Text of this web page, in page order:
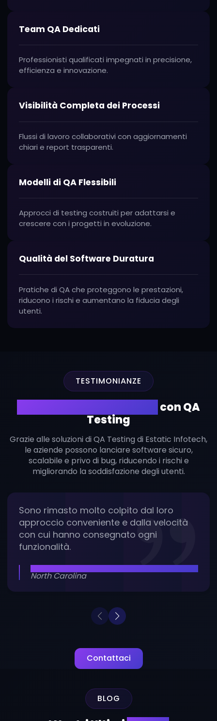
Team QA Dedicati
Professionisti qualificati impegnati in precisione,
efficienza e innovazione.
Visibilità Completa dei Processi
Flussi di lavoro collaborativi con aggiornamenti
chiari e report trasparenti.
Modelli di QA Flessibili
Approcci di testing costruiti per adattarsi e
crescere con i progetti in evoluzione.
Qualità del Software Duratura
Pratiche di QA che proteggono le prestazioni,
riducono i rischi e aumentano la fiducia degli
utenti.
TESTIMONIANZE
con QA
Testing
Grazie alle soluzioni di QA Testing di Estatic Infotech,
le aziende possono lanciare software sicuro,
scalabile e privo di bug, riducendo i rischi e
migliorando la soddisfazione degli utenti.
Sono rimasto molto colpito dal loro
approccio conveniente e dalla velocità
con cui hanno consegnato ogni
funzionalità.
ARON KANSAL
North Carolina
Contattaci
BLOG